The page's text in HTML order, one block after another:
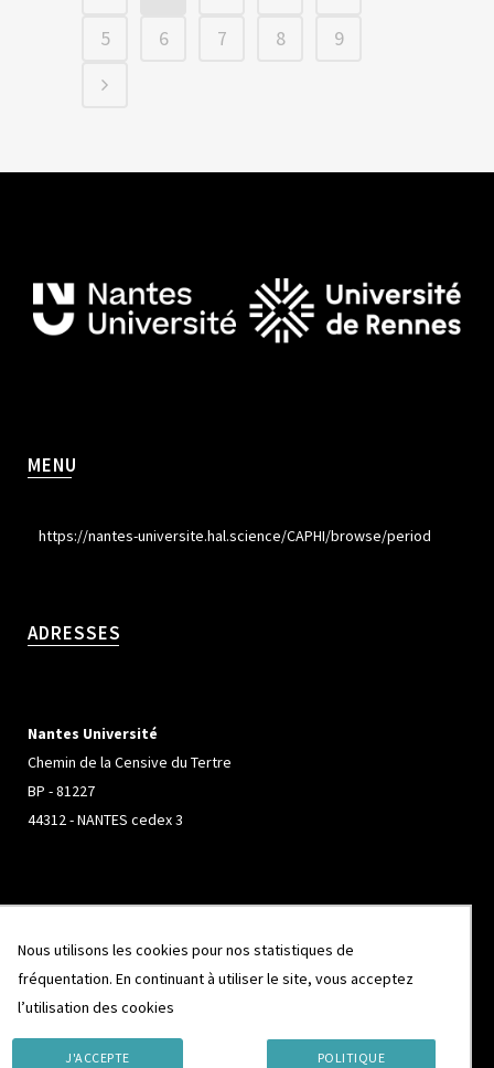
5
6 7 8 9
MENU
https://nantes-universite.hal.science/CAPHI/browse/period
ADRESSES
Nantes Université
Chemin de la Censive du Tertre
BP - 81227
44312 - NANTES cedex 3
Campus de Beaulieu
263 Avenue Général Leclerc
CS 74205
35042 - RENNES cedex
Nous utilisons les cookies pour nos statistiques de
fréquentation. En continuant à utiliser le site, vous acceptez
l’utilisation des cookies
J'ACCEPTE POLITIQUE